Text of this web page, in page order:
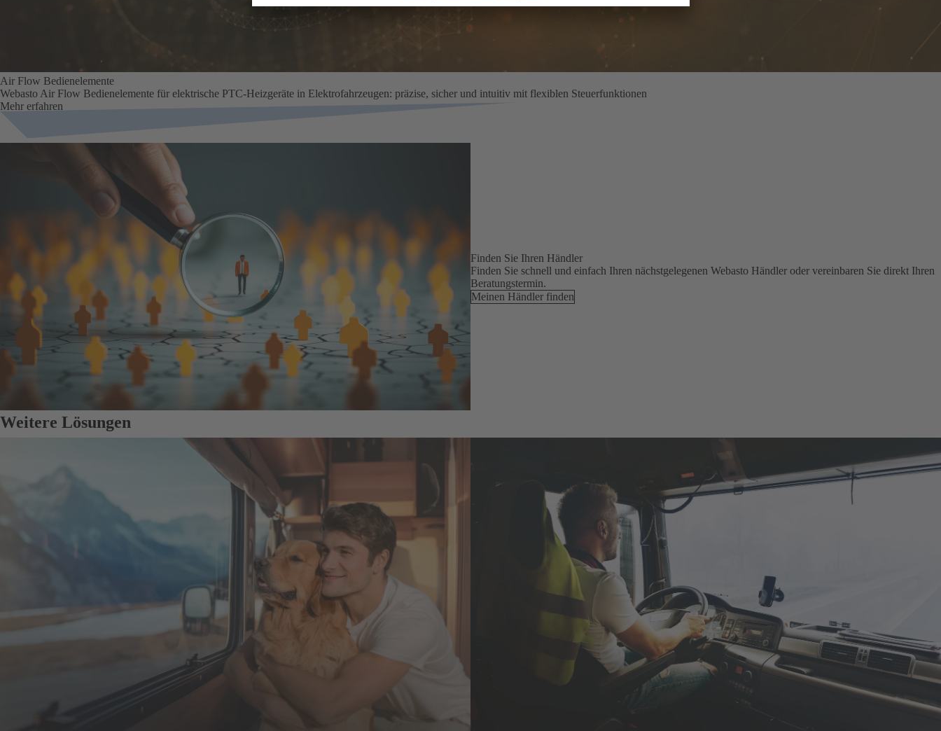
Air Flow Bedienelemente
Webasto Air Flow Bedienelemente für elektrische PTC-Heizgeräte in Elektrofahrzeugen: präzise, sicher und intuitiv mit flexiblen Steuerfunktionen
Mehr erfahren
Finden Sie Ihren Händler
Finden Sie schnell und einfach Ihren nächstgelegenen Webasto Händler oder vereinbaren Sie direkt Ihren
Beratungstermin.
Meinen Händler finden
Weitere Lösungen